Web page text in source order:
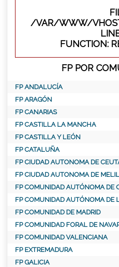
/VAR/WWW/
FUNCTION:
FP POR
FP ANDALUCÍA
FP ARAGÓN
FP CANARIAS
FP CASTILLA LA MANCHA
FP CASTILLA Y LEÓN
FP CATALUÑA
FP CIUDAD AUTONOMA DE
FP CIUDAD AUTONOMA DE
FP COMUNIDAD AUTÓNOMA DE
FP COMUNIDAD AUTÓNOMA DE
FP COMUNIDAD DE MADRID
FP COMUNIDAD FORAL DE
FP COMUNIDAD VALENCIANA
FP EXTREMADURA
FP GALICIA